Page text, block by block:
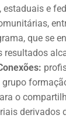
e
que se
resultados
o
derivados